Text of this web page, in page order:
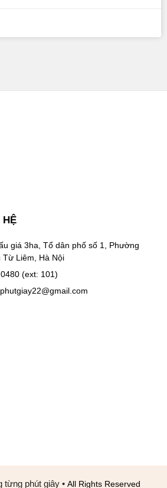
HỆ
giá 3ha, Tổ dân phố số 1, Phường
Từ Liêm, Hà Nội
(ext: 101)
từng phút giây • All Rights Reserved